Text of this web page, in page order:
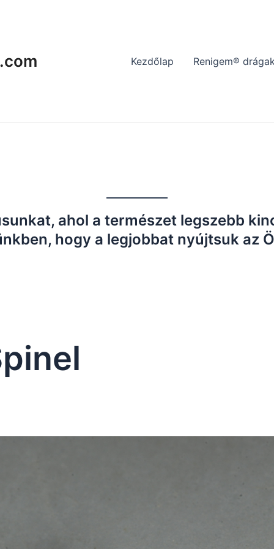
Kezdőlap Renigem®
ahol a természet legszebb
hogy a legjobbat nyújtsuk az